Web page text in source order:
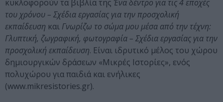
κυκλοφορούν τα βιβλία της Ένα δέντρο για τις 4 εποχές
του χρόνου – Σχέδια εργασίας για την προσχολική
εκπαίδευση και Γνωρίζω το σώμα μου μέσα από την τέχνη:
Γλυπτική, ζωγραφική, φωτογραφία – Σχέδια εργασίας για την
προσχολική εκπαίδευση. Είναι ιδρυτικό μέλος του χώρου
δημιουργικών δράσεων «Μικρές Ιστορίες», ενός
πολυχώρου για παιδιά και ενήλικες
(www.mikresistories.gr).